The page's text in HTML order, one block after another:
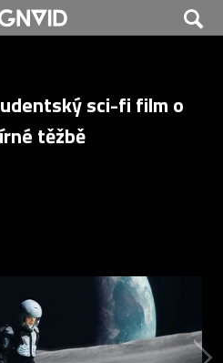
sci-fi film o
těžbě